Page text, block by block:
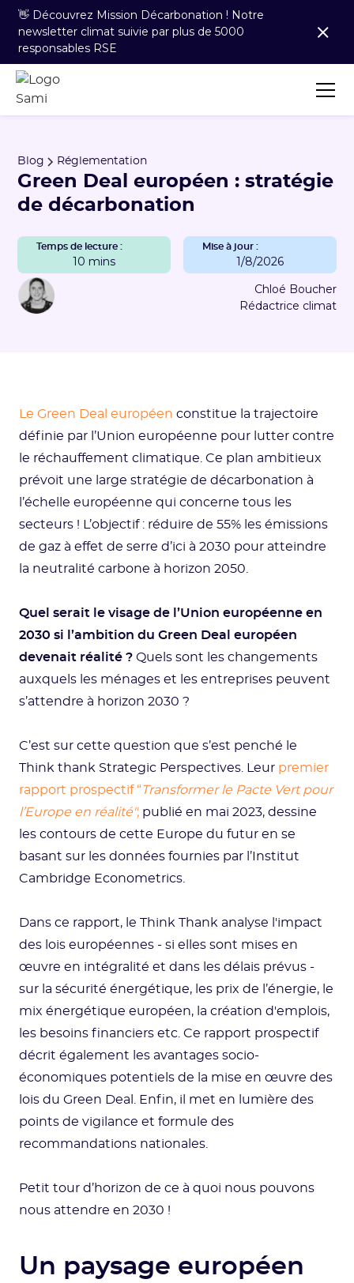
👋 Découvrez Mission Décarbonation ! Notre
newsletter climat suivie par plus de 5000
responsables RSE
Blog Réglementation
Green Deal européen : stratégie
de décarbonation
Temps de lecture :
10 mins
Mise à jour :
1/8/2026
Chloé Boucher
Rédactrice climat
Le Green Deal européen constitue la trajectoire
définie par l’Union européenne pour lutter contre
le réchauffement climatique. Ce plan ambitieux
prévoit une large stratégie de décarbonation à
l’échelle européenne qui concerne tous les
secteurs ! L’objectif : réduire de 55% les émissions
de gaz à effet de serre d’ici à 2030 pour atteindre
la neutralité carbone à horizon 2050.
Quel serait le visage de l’Union européenne en
2030 si l’ambition du Green Deal européen
devenait réalité ? Quels sont les changements
auxquels les ménages et les entreprises peuvent
s’attendre à horizon 2030 ?
C’est sur cette question que s’est penché le
Think thank Strategic Perspectives. Leur premier
rapport prospectif “Transformer le Pacte Vert pour
l’Europe en réalité", publié en mai 2023, dessine
les contours de cette Europe du futur en se
basant sur les données fournies par l’Institut
Cambridge Econometrics.
Dans ce rapport, le Think Thank analyse l'impact
des lois européennes - si elles sont mises en
œuvre en intégralité et dans les délais prévus -
sur la sécurité énergétique, les prix de l’énergie, le
mix énergétique européen, la création d'emplois,
les besoins financiers etc. Ce rapport prospectif
décrit également les avantages socio-
économiques potentiels de la mise en œuvre des
lois du Green Deal. Enfin, il met en lumière des
points de vigilance et formule des
recommandations nationales.
Petit tour d’horizon de ce à quoi nous pouvons
nous attendre en 2030 !
Un paysage européen